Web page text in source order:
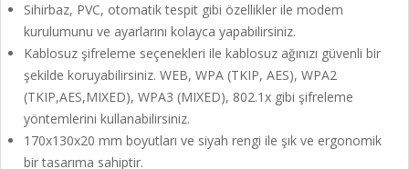
Sihirbaz, PVC, otomatik tespit gibi özellikler ile modem
kurulumunu ve ayarlarını kolayca yapabilirsiniz.
Kablosuz şifreleme seçenekleri ile kablosuz ağınızı güvenli bir
şekilde koruyabilirsiniz. WEB, WPA (TKIP, AES), WPA2
(TKIP,AES,MIXED), WPA3 (MIXED), 802.1x gibi şifreleme
yöntemlerini kullanabilirsiniz.
170x130x20 mm boyutları ve siyah rengi ile şık ve ergonomik
bir tasarıma sahiptir.